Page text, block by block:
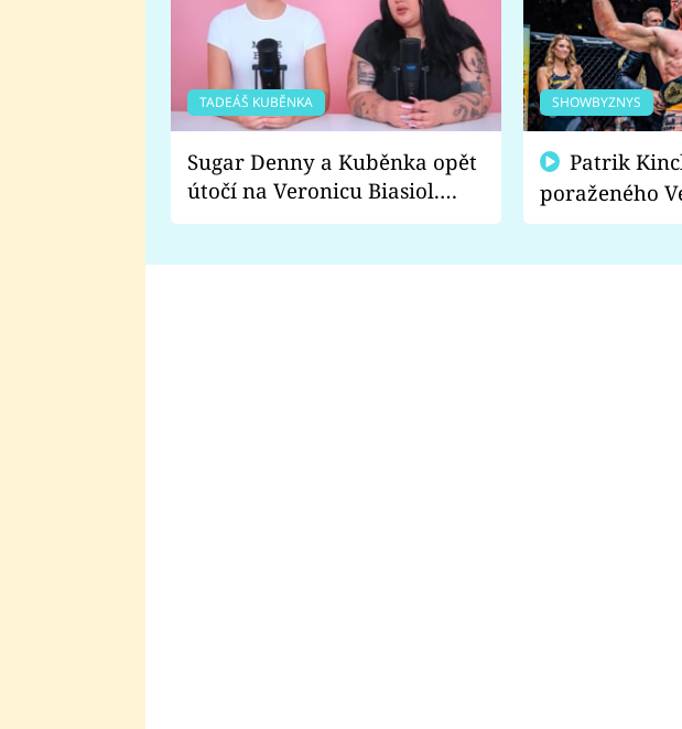
TADEÁŠ KUBĚNKA
Sugar Denny a Kuběnka opět
útočí na Veronicu Biasiol.
Proč je podle nich falešná a
SHOWBYZNYS
poraženého
fanoušci